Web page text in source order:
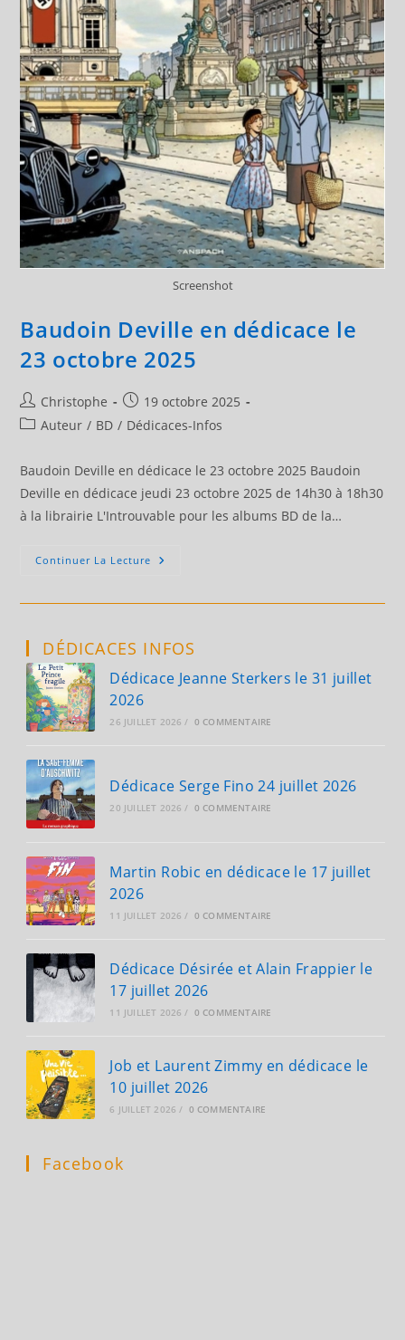
Screenshot
Baudoin Deville en dédicace le
23 octobre 2025
Auteur/autrice
de
Christophe
Publication
publiée :
19 octobre 2025
PostAuteur / BD / Dédicaces-Infos
Baudoin Deville en dédicace le 23 octobre 2025 Baudoin
Deville en dédicace jeudi 23 octobre 2025 de 14h30 à 18h30
à la librairie L'Introuvable pour les albums BD de la…
Continuer La Lecture Baudoin
2025
DÉDICACES INFOS
Dédicace Jeanne Sterkers le 31 juillet
2026
26 JUILLET 2026 / 0 COMMENTAIRE
Dédicace Serge Fino 24 juillet 2026
20 JUILLET 2026 / 0 COMMENTAIRE
Martin Robic en dédicace le 17 juillet
2026
11 JUILLET 2026 / 0 COMMENTAIRE
Dédicace Désirée et Alain Frappier le
17 juillet 2026
11 JUILLET 2026 / 0 COMMENTAIRE
Job et Laurent Zimmy en dédicace le
10 juillet 2026
6 JUILLET 2026 / 0 COMMENTAIRE
Facebook